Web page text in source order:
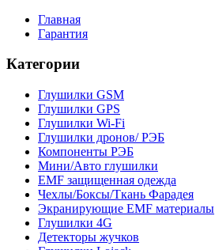
Главная
Гарантия
Категории
Глушилки GSM
Глушилки GPS
Глушилки Wi-Fi
Глушилки дронов/ РЭБ
Компоненты РЭБ
Мини/Авто глушилки
EMF защищенная одежда
Чехлы/Боксы/Ткань Фарадея
Экранирующие EMF материалы
Глушилки 4G
Детекторы жучков